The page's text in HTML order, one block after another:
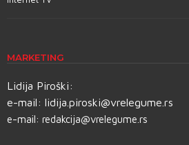
MARKETING
Lidija Piroški:
e-mail: lidija.piroski@vrelegume.rs
e-mail: redakcija@vrelegume.rs